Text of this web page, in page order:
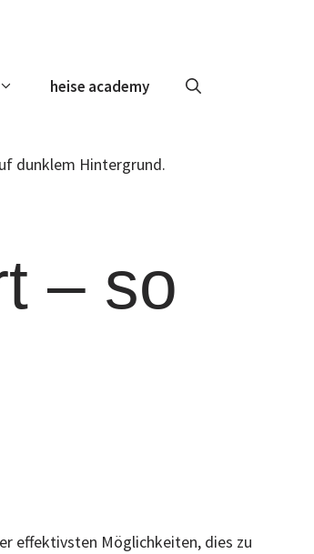
heise academy
– so
effektivsten Möglichkeiten, dies zu